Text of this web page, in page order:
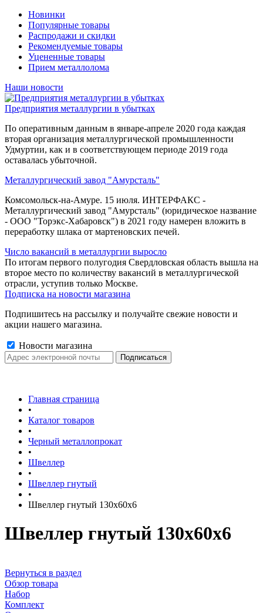
Новинки
Популярные товары
Распродажи и скидки
Рекомендуемые товары
Уцененные товары
Прием металлолома
Наши новости
Предприятия металлургии в убытках
По оперативным данным в январе-апреле 2020 года каждая
вторая организация металлургической промышленности
Удмуртии, как и в соответствующем периоде 2019 года
оставалась убыточной.
Металлургический завод "Амурсталь"
Комсомольск-на-Амуре. 15 июля. ИНТЕРФАКС -
Металлургический завод "Амурсталь" (юридическое название
- ООО "Торэкс-Хабаровск") в 2021 году намерен вложить в
переработку шлака от мартеновских печей.
Число вакансий в металлургии выросло
По итогам первого полугодия Свердловская область вышла на
второе место по количеству вакансий в металлургической
отрасли, уступив только Москве.
Подписка на новости магазина
Подпишитесь на рассылку и получайте свежие новости и
акции нашего магазина.
Новости магазина
Главная страница
•
Каталог товаров
•
Черный металлопрокат
•
Швеллер
•
Швеллер гнутый
•
Швеллер гнутый 130х60х6
Швеллер гнутый 130х60х6
Вернуться в раздел
Обзор товара
Набор
Комплект